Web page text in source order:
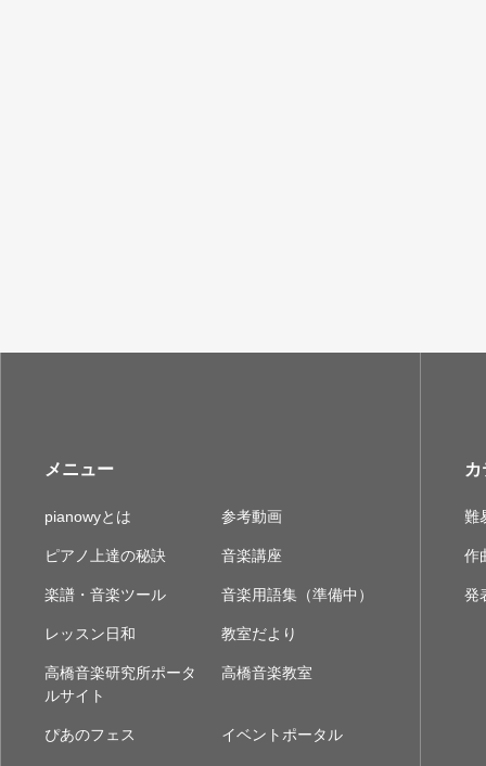
メニュー
pianowyとは 参考動画
ピアノ上達の秘訣 音楽講座
楽譜・音楽ツール 音楽用語集（準備中）
レッスン日和 教室だより
高橋音楽研究所ポータ
ルサイト
高橋音楽教室
ぴあのフェス イベントポータル
難
作
発